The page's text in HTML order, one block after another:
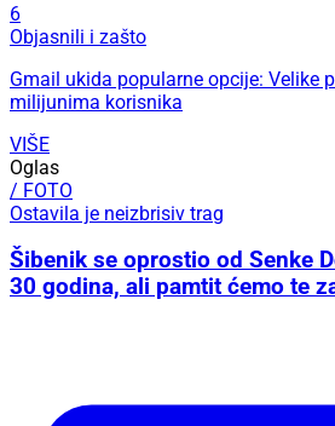
6
Objasnili i zašto
Gmail ukida popularne opcije: Velike
milijunima korisnika
VIŠE
Oglas
/ FOTO
Ostavila je neizbrisiv trag
Šibenik se oprostio od Senke
30 godina, ali pamtit ćemo te